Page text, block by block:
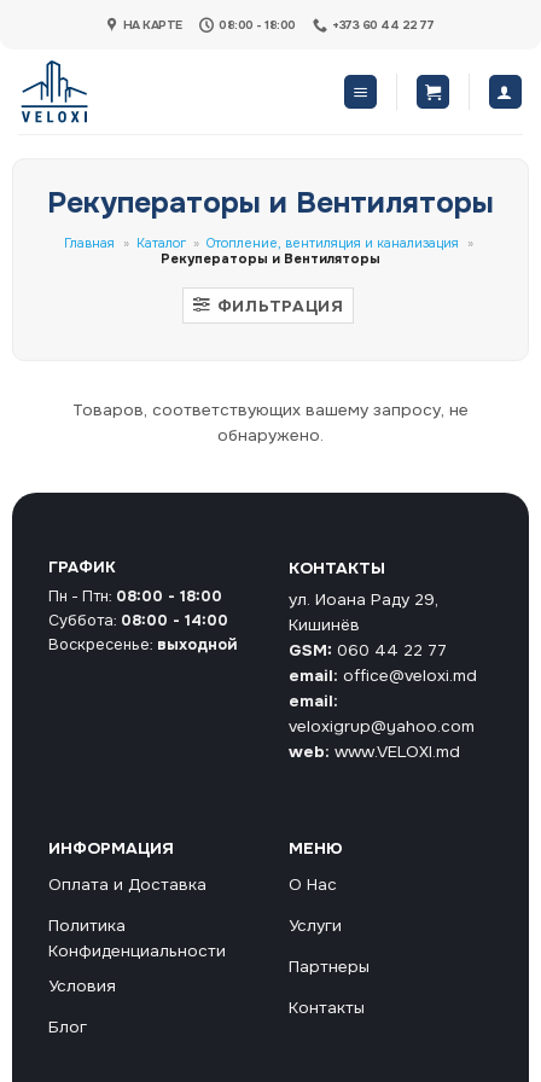
content
НА КАРТЕ 08:00 - 18:00 +373 60 44 22 77
Рекуператоры и Вентиляторы
Главная » Каталог » Отопление, вентиляция и канализация
»
Рекуператоры и Вентиляторы
ФИЛЬТРАЦИЯ
Товаров, соответствующих вашему запросу, не
обнаружено.
КОНТАКТЫ
ул. Иоана Раду 29,
Кишинёв
GSM: 060 44 22 77
email: office@veloxi.md
email:
veloxigrup@yahoo.com
web: www.VELOXI.md
ИНФОРМАЦИЯ
Оплата и Доставка
Политика
Конфиденциальности
Условия
Блог
МЕНЮ
О Нас
Услуги
Партнеры
Контакты
ГРАФИК
Пн - Птн: 08:00 - 18:00
Суббота: 08:00 - 14:00
Воскресенье: выходной